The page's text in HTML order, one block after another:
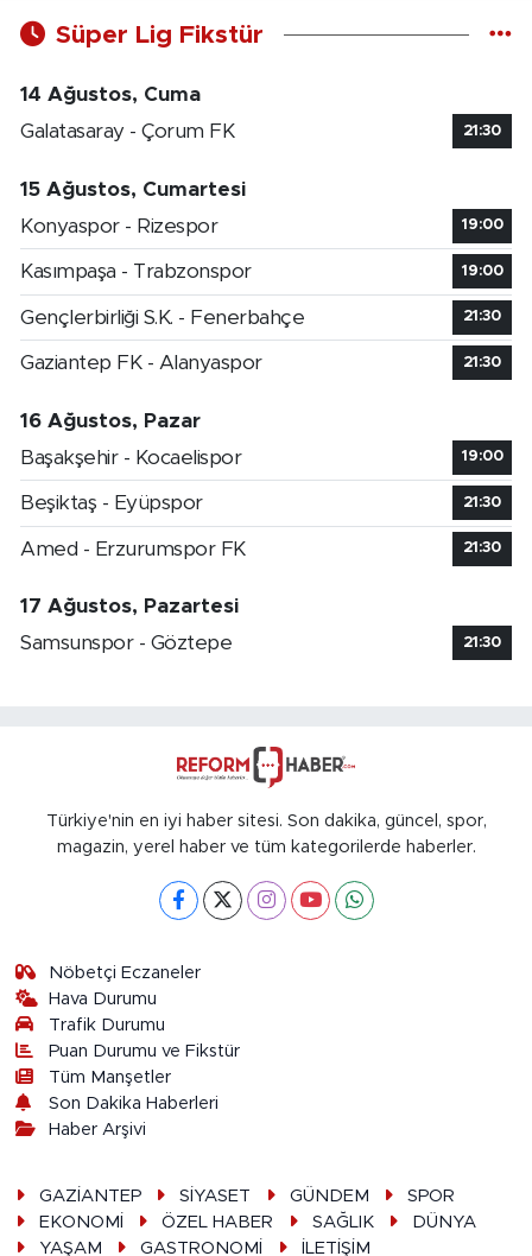
Süper Lig Fikstür
14 Ağustos, Cuma
Galatasaray - Çorum FK
21:30
15 Ağustos, Cumartesi
Konyaspor - Rizespor
19:00
Kasımpaşa - Trabzonspor 19:00
Gençlerbirliği S.K. - Fenerbahçe 21:30
Gaziantep FK - Alanyaspor 21:30
16 Ağustos, Pazar
Başakşehir - Kocaelispor
19:00
Beşiktaş - Eyüpspor 21:30
Amed - Erzurumspor FK 21:30
17 Ağustos, Pazartesi
Samsunspor - Göztepe
21:30
Türkiye'nin en iyi haber sitesi. Son dakika, güncel, spor,
magazin, yerel haber ve tüm kategorilerde haberler.
Nöbetçi Eczaneler
Hava Durumu
Trafik Durumu
Puan Durumu ve Fikstür
Tüm Manşetler
Son Dakika Haberleri
Haber Arşivi
GAZİANTEP SİYASET GÜNDEM
SPOR
EKONOMİ
ÖZEL HABER SAĞLIK
DÜNYA
YAŞAM
GASTRONOMİ İLETİŞİM